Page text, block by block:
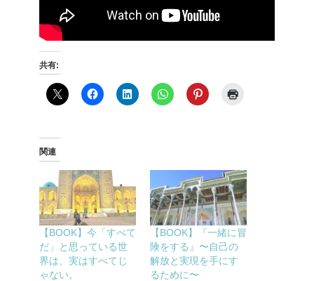
共有:
関連
【BOOK】今「すべて
だ」と思っている世
界は、実はすべてじ
ゃない。
【BOOK】『一緒に冒
険をする』〜自己の
解放と実現を手にす
るために〜